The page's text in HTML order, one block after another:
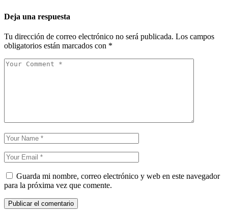
Deja una respuesta
Tu dirección de correo electrónico no será publicada. Los campos
obligatorios están marcados con *
Guarda mi nombre, correo electrónico y web en este navegador
para la próxima vez que comente.